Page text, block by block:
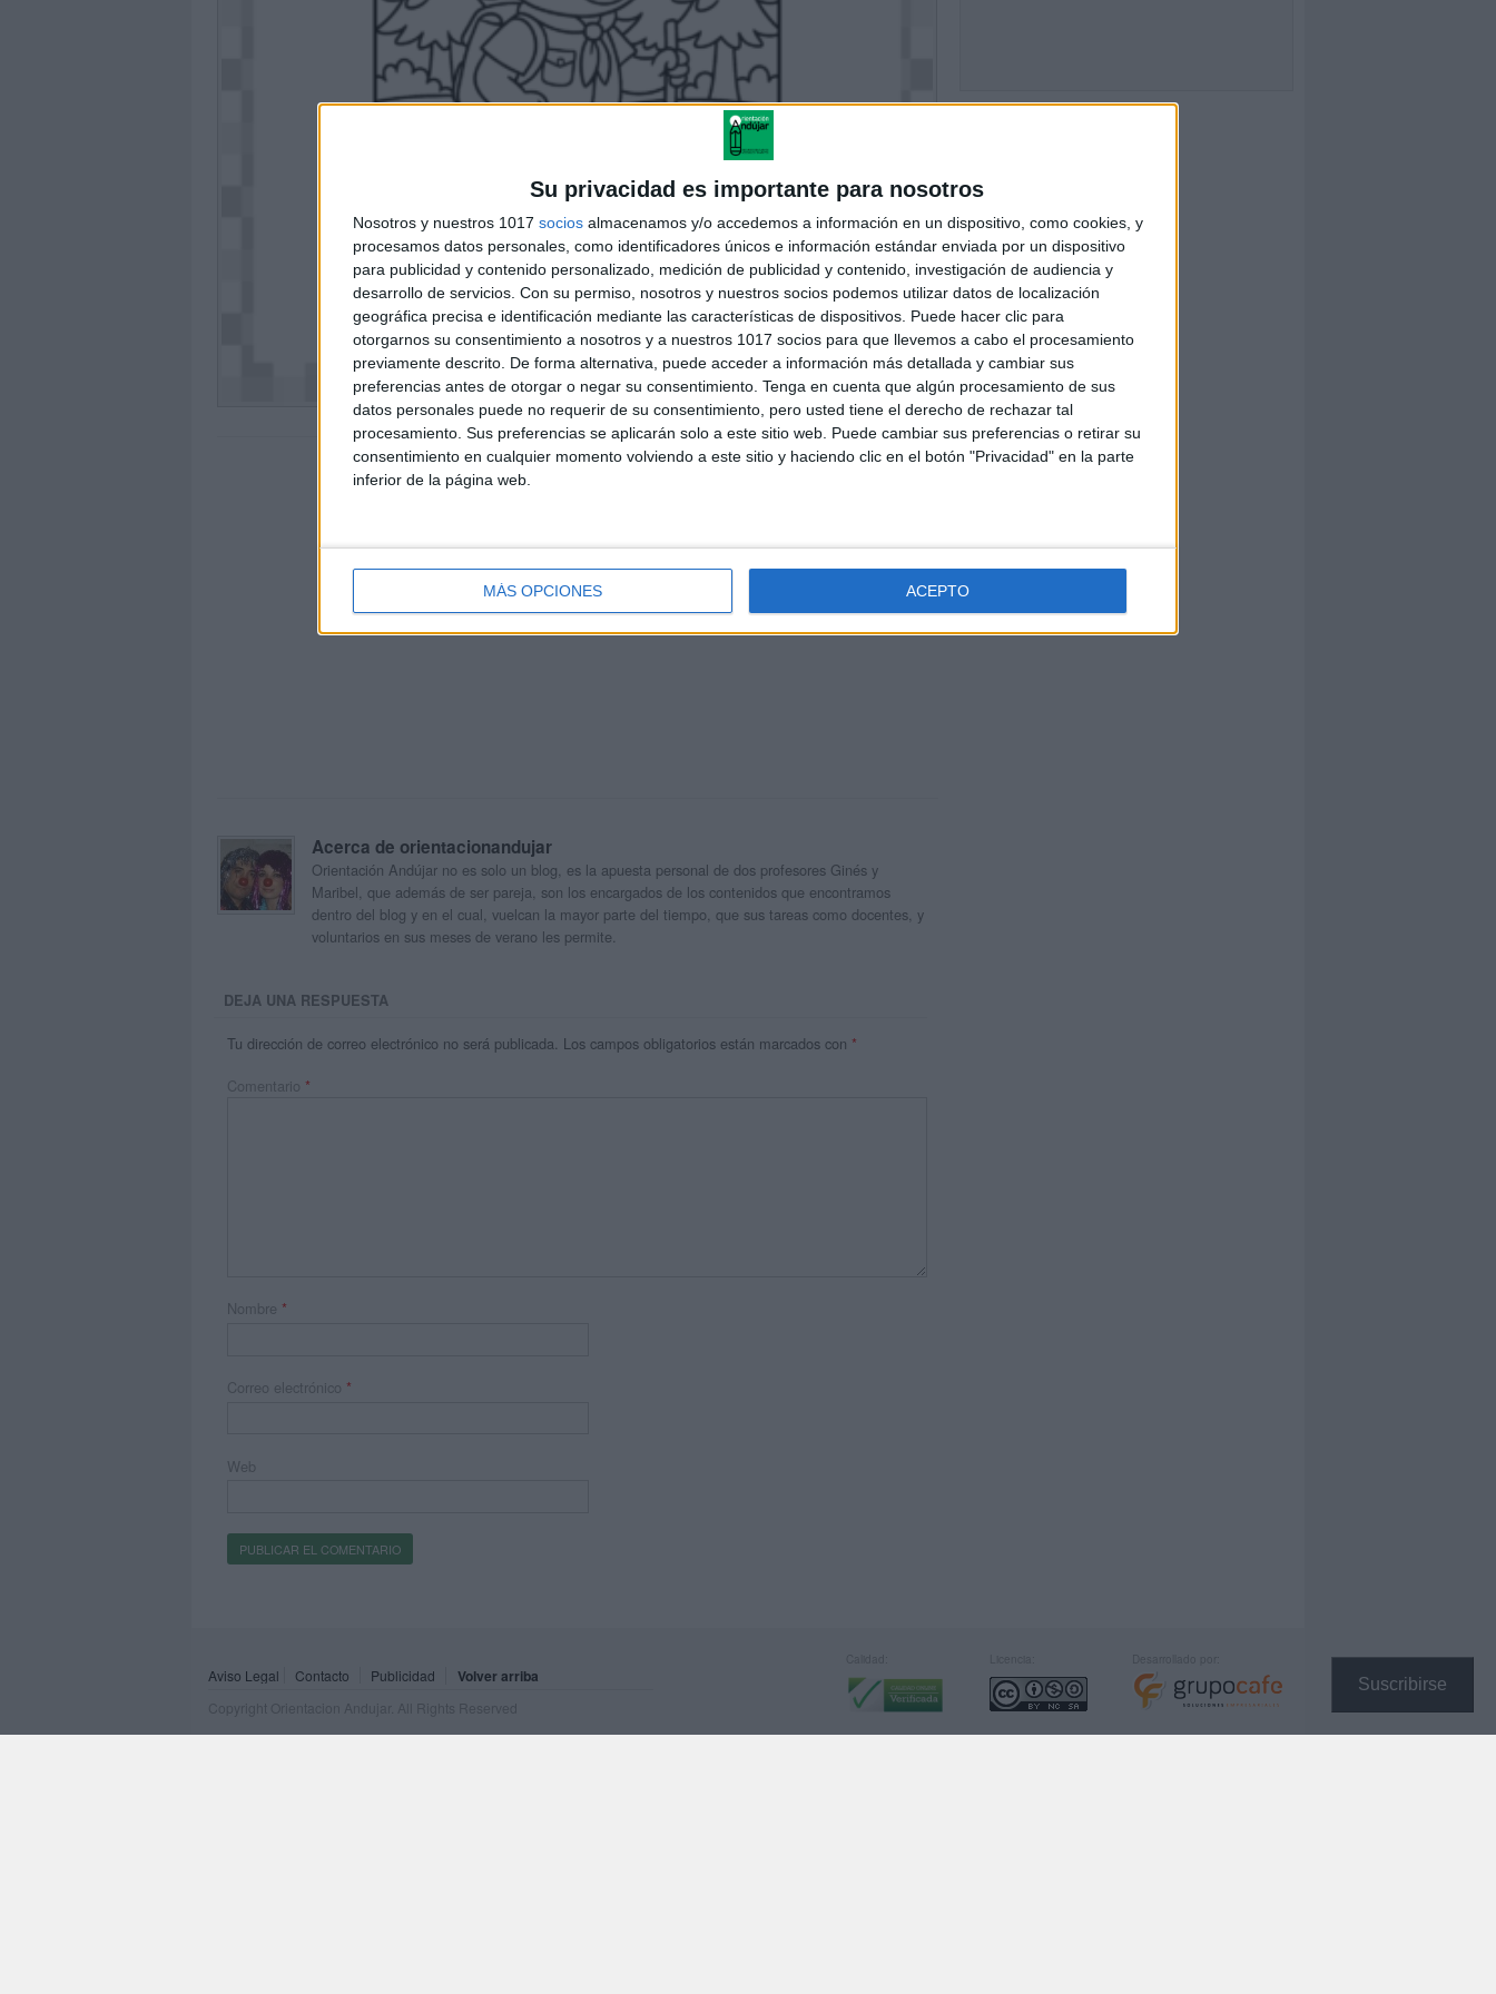
Su privacidad es importante para nosotros
Nosotros y nuestros 1017 socios almacenamos y/o accedemos a información en un dispositivo, como cookies, y
procesamos datos personales, como identificadores únicos e información estándar enviada por un dispositivo
para publicidad y contenido personalizado, medición de publicidad y contenido, investigación de audiencia y
desarrollo de servicios. Con su permiso, nosotros y nuestros socios podemos utilizar datos de localización
geográfica precisa e identificación mediante las características de dispositivos. Puede hacer clic para
otorgarnos su consentimiento a nosotros y a nuestros 1017 socios para que llevemos a cabo el procesamiento
previamente descrito. De forma alternativa, puede acceder a información más detallada y cambiar sus
preferencias antes de otorgar o negar su consentimiento. Tenga en cuenta que algún procesamiento de sus
datos personales puede no requerir de su consentimiento, pero usted tiene el derecho de rechazar tal
procesamiento. Sus preferencias se aplicarán solo a este sitio web. Puede cambiar sus preferencias o retirar su
consentimiento en cualquier momento volviendo a este sitio y haciendo clic en el botón "Privacidad" en la parte
inferior de la página web.
MÁS OPCIONES ACEPTO
Suscribirse
Acerca de orientacionandujar
Orientación Andújar no es solo un blog, es la apuesta personal de dos profesores Ginés y
Maribel, que además de ser pareja, son los encargados de los contenidos que encontramos
dentro del blog y en el cual, vuelcan la mayor parte del tiempo, que sus tareas como docentes, y
voluntarios en sus meses de verano les permite.
DEJA UNA RESPUESTA
Tu dirección de correo electrónico no será publicada. Los campos obligatorios están marcados con *
Comentario *
Nombre *
Correo electrónico *
Web
Aviso Legal Contacto Publicidad Volver arriba